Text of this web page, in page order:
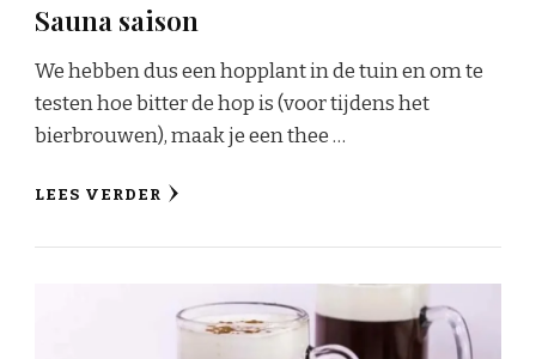
Sauna saison
We hebben dus een hopplant in de tuin en om te
testen hoe bitter de hop is (voor tijdens het
bierbrouwen), maak je een thee …
LEES VERDER